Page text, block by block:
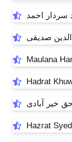
سردار احمد
صدیقی
Maulana
Hadrat
خیر آبادی
Hazrat